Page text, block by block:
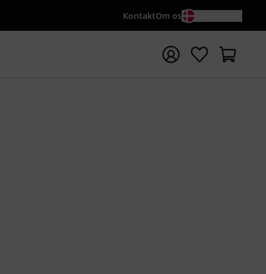
KontaktOm os
med søgeord {searchTerm}